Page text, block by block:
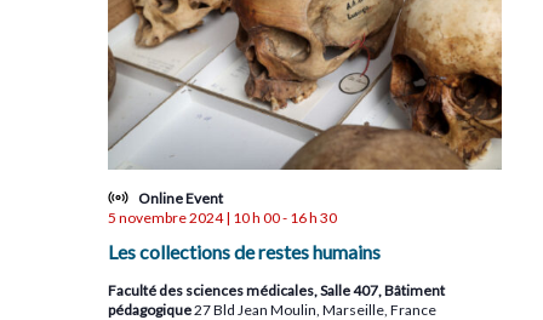
Les collections de restes humains
5 novembre 2024 | 10 h 00- 16 h 30
Faculté des sciences médicales, Salle 407, Bâtiment
pédagogique27 Bld Jean Moulin, Marseille, France
Online Event